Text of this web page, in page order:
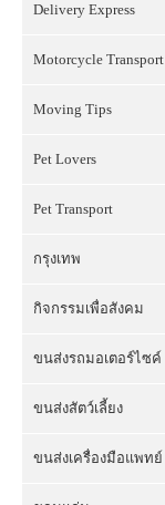
Delivery Express
Motorcycle Transport
Moving Tips
Pet Lovers
Pet Transport
กรุงเทพ
กิจกรรมเพื่อสังคม
ขนส่งรถมอเตอร์ไซค์
ขนส่งสัตว์เลี้ยง
ขนส่งเครื่องมือแพทย์